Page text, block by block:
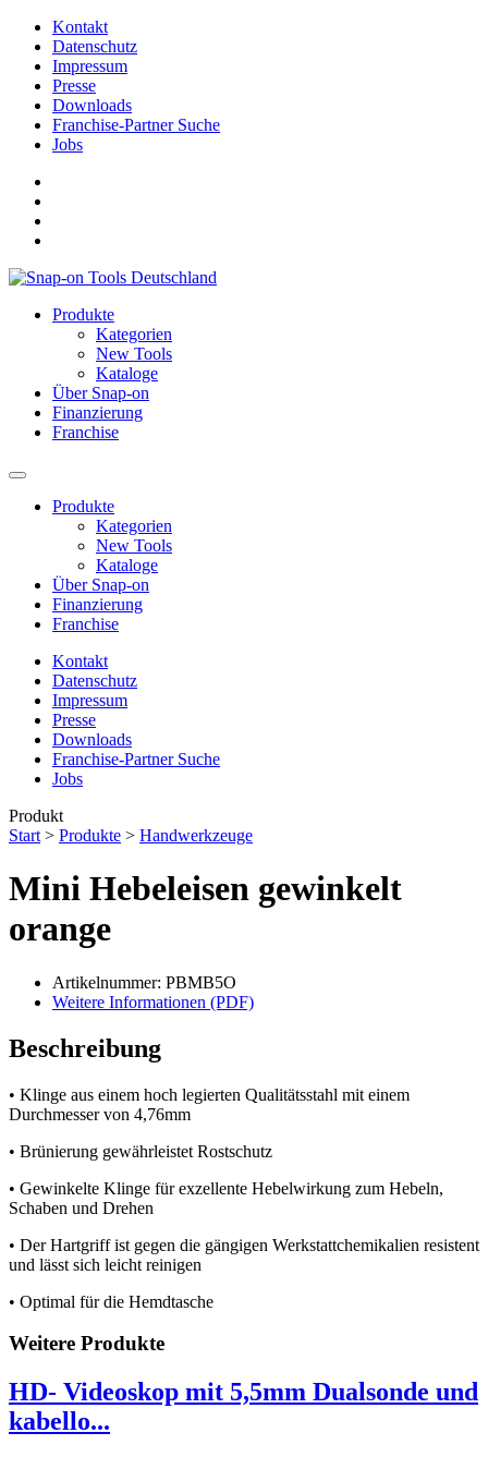
Kontakt
Datenschutz
Impressum
Presse
Downloads
Franchise-Partner Suche
Jobs
Produkte
Kategorien
New Tools
Kataloge
Über Snap-on
Finanzierung
Franchise
Produkte
Kategorien
New Tools
Kataloge
Über Snap-on
Finanzierung
Franchise
Kontakt
Datenschutz
Impressum
Presse
Downloads
Franchise-Partner Suche
Jobs
Produkt
Start > Produkte > Handwerkzeuge
Mini Hebeleisen gewinkelt
orange
Artikelnummer: PBMB5O
Weitere Informationen (PDF)
Beschreibung
• Klinge aus einem hoch legierten Qualitätsstahl mit einem
Durchmesser von 4,76mm
• Brünierung gewährleistet Rostschutz
• Gewinkelte Klinge für exzellente Hebelwirkung zum Hebeln,
Schaben und Drehen
• Der Hartgriff ist gegen die gängigen Werkstattchemikalien resistent
und lässt sich leicht reinigen
• Optimal für die Hemdtasche
Weitere Produkte
HD- Videoskop mit 5,5mm Dualsonde und
kabello...